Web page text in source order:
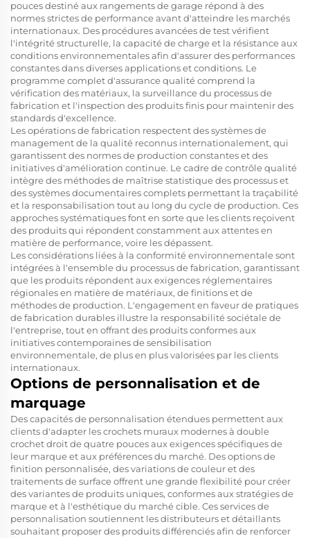
pouces destiné aux rangements de garage répond à des
normes strictes de performance avant d'atteindre les marchés
internationaux. Des procédures avancées de test vérifient
l'intégrité structurelle, la capacité de charge et la résistance aux
conditions environnementales afin d'assurer des performances
constantes dans diverses applications et conditions. Le
programme complet d'assurance qualité comprend la
vérification des matériaux, la surveillance du processus de
fabrication et l'inspection des produits finis pour maintenir des
standards d'excellence.
Les opérations de fabrication respectent des systèmes de
management de la qualité reconnus internationalement, qui
garantissent des normes de production constantes et des
initiatives d'amélioration continue. Le cadre de contrôle qualité
intègre des méthodes de maîtrise statistique des processus et
des systèmes documentaires complets permettant la traçabilité
et la responsabilisation tout au long du cycle de production. Ces
approches systématiques font en sorte que les clients reçoivent
des produits qui répondent constamment aux attentes en
matière de performance, voire les dépassent.
Les considérations liées à la conformité environnementale sont
intégrées à l'ensemble du processus de fabrication, garantissant
que les produits répondent aux exigences réglementaires
régionales en matière de matériaux, de finitions et de
méthodes de production. L'engagement en faveur de pratiques
de fabrication durables illustre la responsabilité sociétale de
l'entreprise, tout en offrant des produits conformes aux
initiatives contemporaines de sensibilisation
environnementale, de plus en plus valorisées par les clients
internationaux.
Options de personnalisation et de
marquage
Des capacités de personnalisation étendues permettent aux
clients d'adapter les crochets muraux modernes à double
crochet droit de quatre pouces aux exigences spécifiques de
leur marque et aux préférences du marché. Des options de
finition personnalisée, des variations de couleur et des
traitements de surface offrent une grande flexibilité pour créer
des variantes de produits uniques, conformes aux stratégies de
marque et à l'esthétique du marché cible. Ces services de
personnalisation soutiennent les distributeurs et détaillants
souhaitant proposer des produits différenciés afin de renforcer